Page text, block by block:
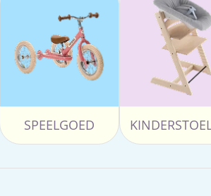
SPEELGOED